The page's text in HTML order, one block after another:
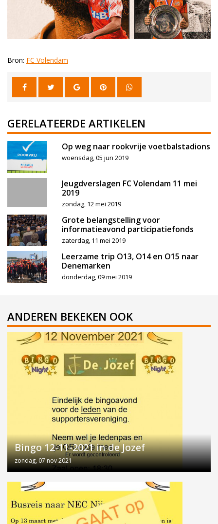
Bron: FC Volendam
GERELATEERDE ARTIKELEN
Op weg naar rookvrije voetbalstadions
woensdag, 05 jun 2019
Jeugdverslagen FC Volendam 11 mei
2019
zondag, 12 mei 2019
Grote belangstelling voor
informatieavond participatiefonds
zaterdag, 11 mei 2019
Leerzame trip O13, O14 en O15 naar
Denemarken
donderdag, 09 mei 2019
ANDEREN BEKEKEN OOK
Bingo 12-11-2021 in de Jozef
zondag, 07 nov 2021